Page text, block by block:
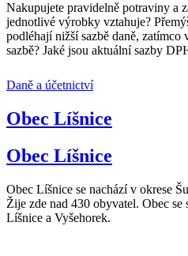
Nakupujete pravidelně potraviny a
jednotlivé výrobky vztahuje?
podléhají nižší sazbě daně, zatímco
sazbě? Jaké jsou aktuální sazby
Daně a účetnictví
Obec Líšnice
Obec Líšnice
Obec Líšnice se nachází v okrese
Žije zde nad 430 obyvatel. Obec se
Líšnice a Vyšehorek.